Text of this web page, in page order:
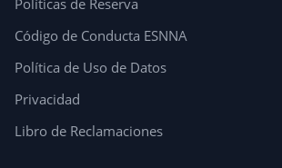
Código de Conducta ESNNA
Política de Uso de Datos
Privacidad
Libro de Reclamaciones